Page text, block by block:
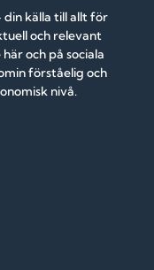
källa till allt för
och relevant
och på sociala
förståelig och
nivå.